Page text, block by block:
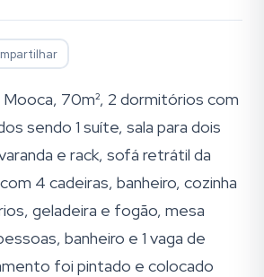
70m², 2 dormitórios com
sendo 1 suíte, sala para dois
e rack, sofá retrátil da
4 cadeiras, banheiro, cozinha
geladeira e fogão, mesa
banheiro e 1 vaga de
foi pintado e colocado